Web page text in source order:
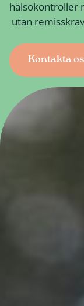
hälsokontroller
utan
Kontakta